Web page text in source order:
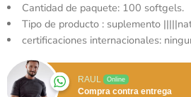
Cantidad de paquete: 100 softgels.
Tipo de producto : suplemento
certificaciones internacionales:
RAUL Online
Compra contra entrega